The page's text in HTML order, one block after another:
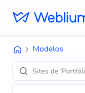
Modelos
Sites de